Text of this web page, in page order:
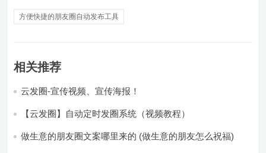
方便快捷的朋友圈自动发布工具
相关推荐
云发圈-宣传视频、宣传海报！
【云发圈】自动定时发圈系统（视频教程）
做生意的朋友圈文案哪里来的 (做生意的朋友怎么祝福)